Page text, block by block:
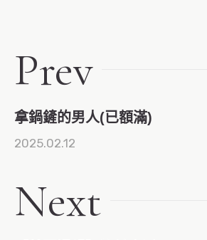
Prev
拿鍋鏟的男人(已額滿)
2025.02.12
Next